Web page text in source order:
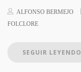
ALFONSO BERMEJO
FOLCLORE
SEGUIR LEYENDO